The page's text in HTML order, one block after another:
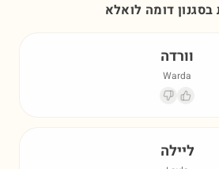
דומה לואלא
וורדה
Warda
ליילה